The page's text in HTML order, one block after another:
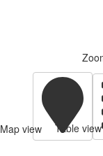
Table view
Map view